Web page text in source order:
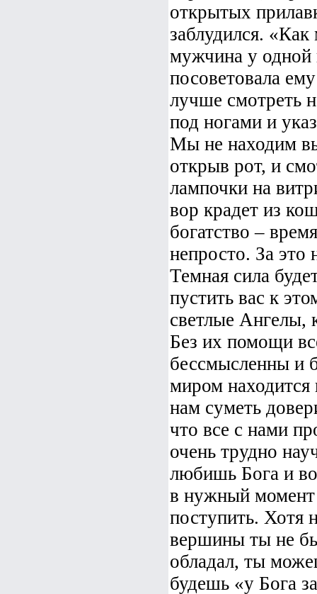
открытых
заблудился.
мужчина у одной
посоветовала
лучше смотреть
под ногами и
Мы не находим
открыв рот, и
лампочки на
вор крадет из
богатство –
непросто. За это
Темная сила
пустить вас к
светлые Ангелы,
Без их помощи
бессмысленны и
миром
нам суметь
что все с нами
очень трудно
любишь Бога и
в нужный момент
поступить. Хотя
вершины ты не
обладал, ты
будешь «у Бога